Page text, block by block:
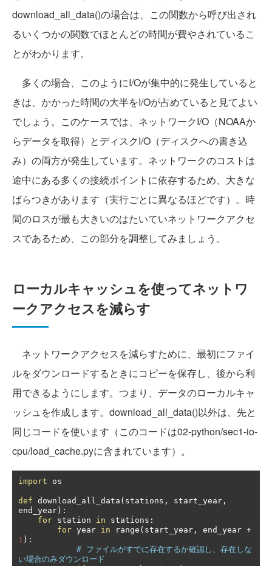
download_all_data()の場合は、この関数から呼び出され
るいくつかの関数でほとんどの時間が費やされているこ
とがわかります。
多くの場合、このようにI/Oが集中的に発生していると
きは、かかった時間の大半をI/Oが占めていると見てよい
でしょう。このケースでは、ネットワークI/O（NOAAか
らデータを取得）とディスクI/O（ディスクへの書き込
み）の両方が発生しています。ネットワークのコストは
途中にある多くの接続ポイントに依存するため、大きな
ばらつきがあります（実行ごとに異なるほどです）。時
間のロスが最も大きいのはたいていネットワークアクセ
スであるため、この部分を調整してみましょう。
ローカルキャッシュを使ってネットワ
ークアクセスを減らす
ネットワークアクセスを減らすために、最初にファイ
ルをダウンロードするときにコピーを保存し、後から利
用できるようにします。つまり、データのローカルキャ
ッシュを作成します。download_all_data()以外は、先と
同じコードを使います（このコードは02-python/sec1-io-
cpu/load_cache.pyに含まれています）。
import os
def download_all_data ( stations , start_year ,
end_year):
for station in stations :
for year in range ( start_year , end_year +
1 ):
# ファイルがすでに存在するか確認し、存在しな
い場合のみダウンロード